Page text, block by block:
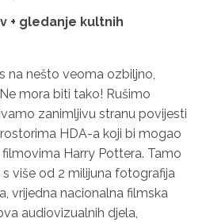
+ gledanje kultnih
na nešto veoma ozbiljno,
mora biti tako! Rušimo
zanimljivu stranu povijesti
HDA-a koji bi mogao
Harry Pottera. Tamo
više od 2 milijuna fotografija
vrijedna nacionalna filmska
audiovizualnih djela,